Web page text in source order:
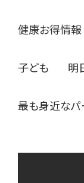
健康お得情報
子ども 明
最も身近なパ